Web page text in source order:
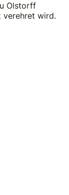
Olstorff
verehret wird.